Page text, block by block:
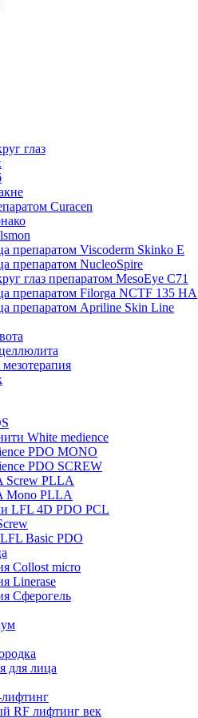
глаз
Curacen
препаратом Viscoderm Skinko E
препаратом NucleoSpire
глаз препаратом MesoEye С71
препаратом Filorga NCTF 135 HA
препаратом Apriline Skin Line
White medience
PDO MONO
PDO SCREW
PLLA
Mono PLLA
LFL 4D PDO PCL
Basic PDO
Collost micro
Linerase
Сферогель
для лица
RF лифтинг век